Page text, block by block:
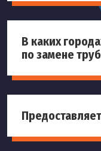
В каких
по замене